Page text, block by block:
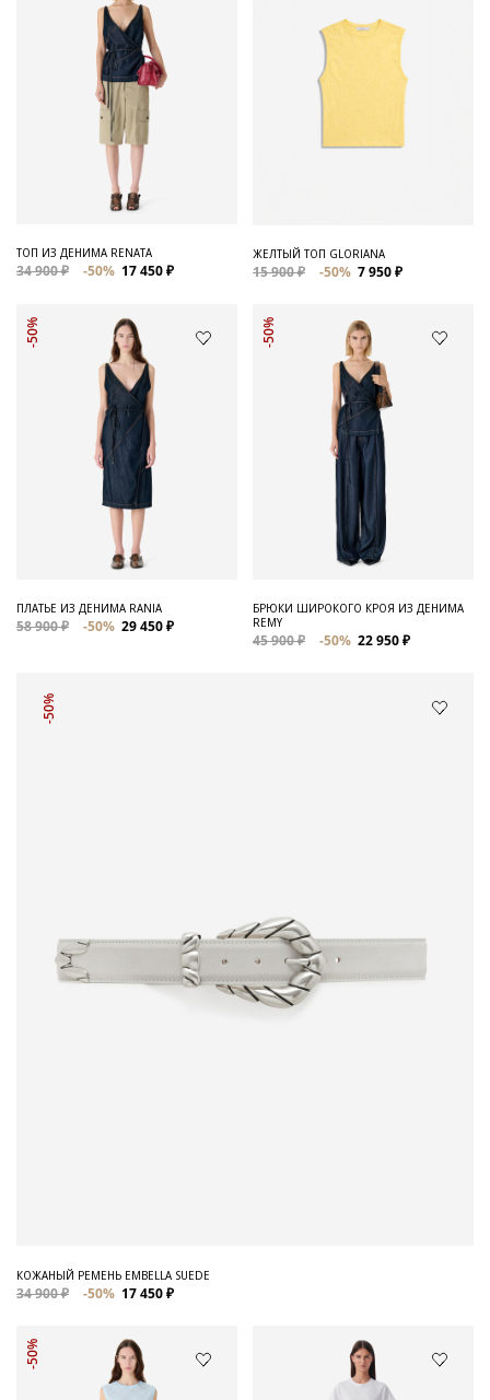
ТОП ИЗ ДЕНИМА RENATA
34 900 ₽ -50% 17 450 ₽
ЖЕЛТЫЙ ТОП GLORIANA
15 900 ₽ -50% 7 950 ₽
-50%
ПЛАТЬЕ ИЗ ДЕНИМА RANIA
58 900 ₽ -50% 29 450 ₽
-50%
БРЮКИ ШИРОКОГО КРОЯ ИЗ ДЕНИМА
REMY
45 900 ₽ -50% 22 950 ₽
-50%
КОЖАНЫЙ РЕМЕНЬ EMBELLA SUEDE
34 900 ₽ -50% 17 450 ₽
-50%